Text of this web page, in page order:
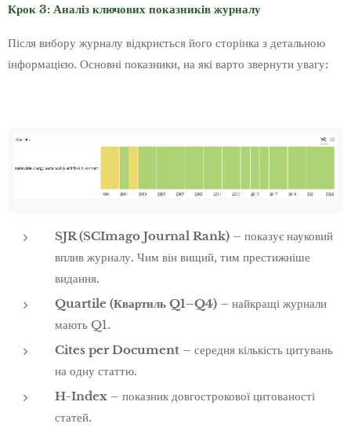
Крок 3: Аналіз ключових показників журналу
Після вибору журналу відкриється його сторінка з детальною
інформацією. Основні показники, на які варто звернути увагу:
SJR (SCImago Journal Rank) – показує науковий
вплив журналу. Чим він вищий, тим престижніше
видання.
Quartile (Квартиль Q1–Q4) – найкращі журнали
мають Q1.
Cites per Document – середня кількість цитувань
на одну статтю.
H-Index – показник довгострокової цитованості
статей.